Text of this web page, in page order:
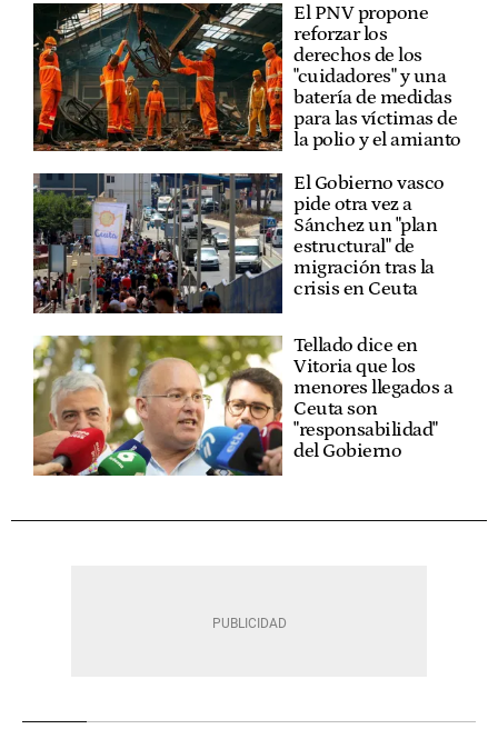
El PNV propone
reforzar los
derechos de los
"cuidadores" y una
batería de medidas
para las víctimas de
la polio y el amianto
El Gobierno vasco
pide otra vez a
Sánchez un "plan
estructural" de
migración tras la
crisis en Ceuta
Tellado dice en
Vitoria que los
menores llegados a
Ceuta son
"responsabilidad"
del Gobierno